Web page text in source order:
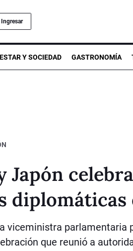
Ingresar
Y SOCIEDAD GASTRONOMÍA
Japón
diplomáticas
viceministra parlamentaria
que reunió a